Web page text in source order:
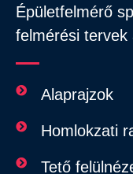
Épületfelmérő
felmérési tervek
Alaprajzok
Homlokzati
Tető